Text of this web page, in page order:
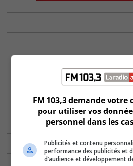
FM 103,3 demande votre
pour utiliser vos
personnel dans les
Publicités et contenu
performance des publicités et
d’audience et développement